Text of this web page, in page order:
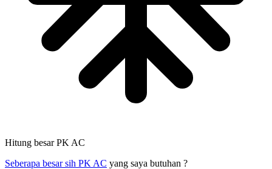
Hitung besar PK AC
Seberapa besar sih PK AC yang saya butuhan ?